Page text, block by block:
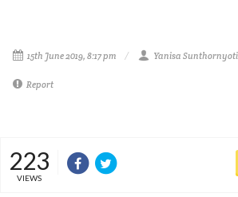
15th June 2019, 8:17 pm Yanisa
Report
223
VIEWS